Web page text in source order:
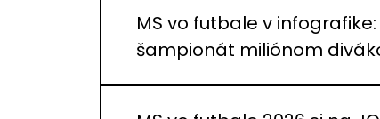
MS vo futbale v
šampionát miliónom